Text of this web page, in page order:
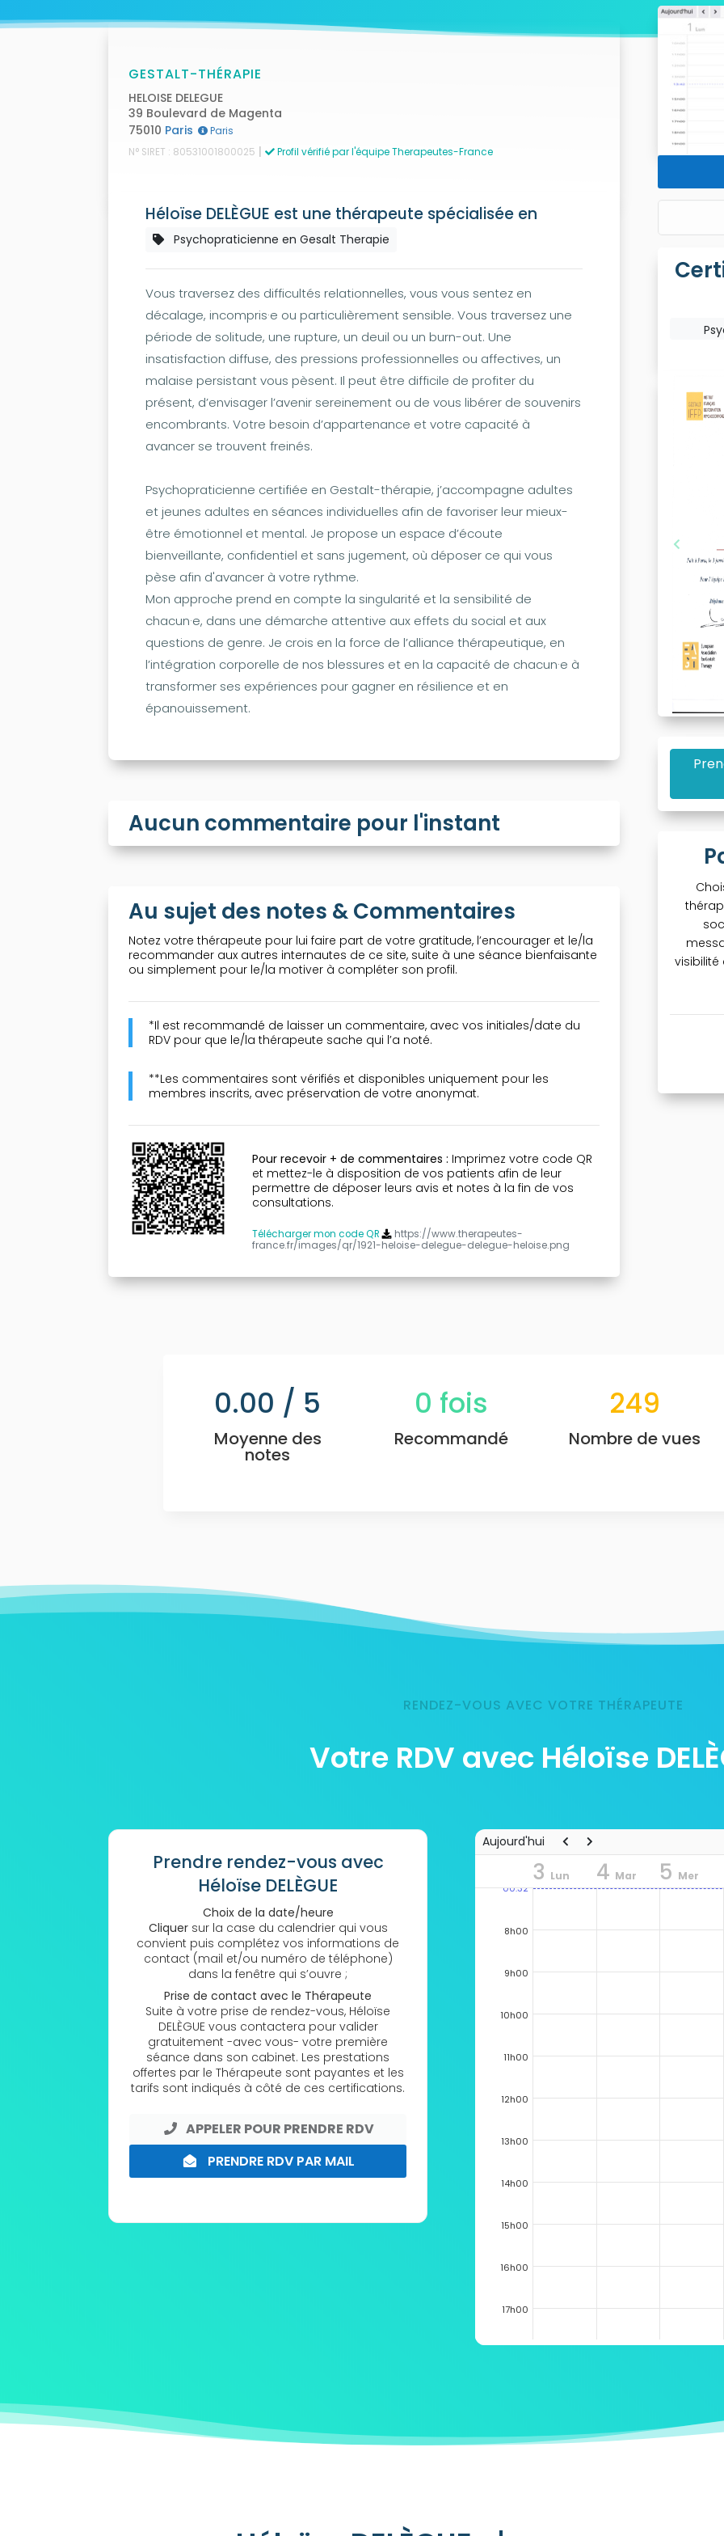
GESTALT-THÉRAPIE
HELOISE DELEGUE
39 Boulevard de Magenta
75010 Paris
Paris
N° SIRET : 80531001800025 | Profil vérifié par l'équipe Therapeutes-France
Héloïse DELÈGUE est une thérapeute spécialisée en
Psychopraticienne en Gesalt Therapie
Vous traversez des difficultés relationnelles, vous vous sentez en
décalage, incompris·e ou particulièrement sensible. Vous traversez une
période de solitude, une rupture, un deuil ou un burn-out. Une
insatisfaction diffuse, des pressions professionnelles ou affectives, un
malaise persistant vous pèsent. Il peut être difficile de profiter du
présent, d’envisager l’avenir sereinement ou de vous libérer de souvenirs
encombrants. Votre besoin d’appartenance et votre capacité à
avancer se trouvent freinés.
Psychopraticienne certifiée en Gestalt-thérapie, j’accompagne adultes
et jeunes adultes en séances individuelles afin de favoriser leur mieux-
être émotionnel et mental. Je propose un espace d’écoute
bienveillante, confidentiel et sans jugement, où déposer ce qui vous
pèse afin d'avancer à votre rythme.
Mon approche prend en compte la singularité et la sensibilité de
chacun·e, dans une démarche attentive aux effets du social et aux
questions de genre. Je crois en la force de l’alliance thérapeutique, en
l’intégration corporelle de nos blessures et en la capacité de chacun·e à
transformer ses expériences pour gagner en résilience et en
épanouissement.
Aucun commentaire pour l'instant
Au sujet des notes & Commentaires
Notez votre thérapeute pour lui faire part de votre gratitude, l’encourager et le/la
recommander aux autres internautes de ce site, suite à une séance bienfaisante
ou simplement pour le/la motiver à compléter son profil.
*Il est recommandé de laisser un commentaire, avec vos initiales/date du
RDV pour que le/la thérapeute sache qui l’a noté.
**Les commentaires sont vérifiés et disponibles uniquement pour les
membres inscrits, avec préservation de votre anonymat.
Pour recevoir + de commentaires : Imprimez votre code QR
et mettez-le à disposition de vos patients afin de leur
permettre de déposer leurs avis et notes à la fin de vos
consultations.
Télécharger mon code QR
https://www.therapeutes-
france.fr/images/qr/1921-heloise-delegue-delegue-heloise.png
0.00 / 5
Moyenne des
notes
0 fois
Recommandé
249
Nombre de vues
RENDEZ-VOUS AVEC VOTRE THÉRAPEUTE
Votre RDV avec Héloïse
Prendre rendez-vous avec
Héloïse DELÈGUE
Choix de la date/heure
Cliquersur la case du calendrier qui vous
convient puis complétez vos informations de
contact (mail et/ou numéro de téléphone)
dans la fenêtre qui s’ouvre ;
Prise de contact avec le Thérapeute
Suite à votre prise de rendez-vous, Héloïse
DELÈGUE vous contactera pour valider
gratuitement -avec vous- votre première
séance dans son cabinet. Les prestations
offertes par le Thérapeute sont payantes et les
tarifs sont indiqués à côté de ces certifications.
APPELER POUR PRENDRE RDV
PRENDRE RDV PAR MAIL
Aujourd'hui
3 Lun 4 Mar 5 Mer
8h00
9h00
10h00
11h00
12h00
13h00
14h00
15h00
16h00
17h00
00:32